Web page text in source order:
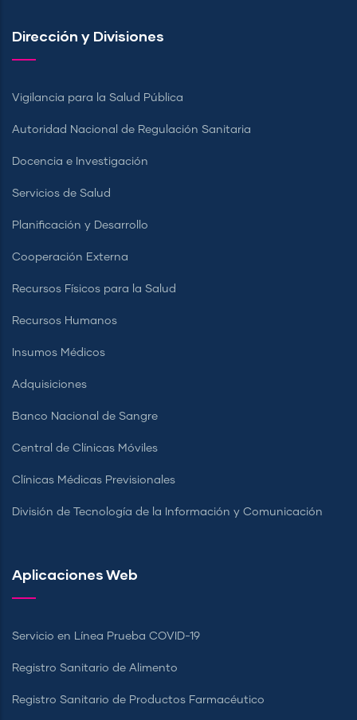
Dirección y Divisiones
Vigilancia para la Salud Pública
Autoridad Nacional de Regulación Sanitaria
Docencia e Investigación
Servicios de Salud
Planificación y Desarrollo
Cooperación Externa
Recursos Físicos para la Salud
Recursos Humanos
Insumos Médicos
Adquisiciones
Banco Nacional de Sangre
Central de Clínicas Móviles
Clínicas Médicas Previsionales
División de Tecnología de la Información y Comunicación
Aplicaciones Web
Servicio en Línea Prueba COVID-19
Registro Sanitario de Alimento
Registro Sanitario de Productos Farmacéutico